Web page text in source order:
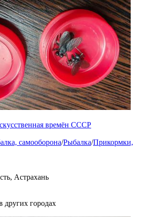
времён СССР
самооборона/Рыбалка/Прикормки,
Астрахань
других городах